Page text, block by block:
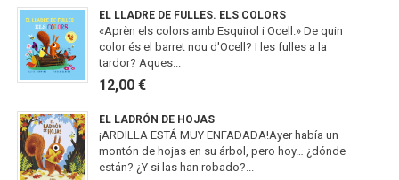
EL LLADRE DE FULLES. ELS COLORS
«Aprèn els colors amb Esquirol i Ocell.» De quin
color és el barret nou d'Ocell? I les fulles a la
tardor? Aques...
12,00 €
EL LADRÓN DE HOJAS
¡ARDILLA ESTÁ MUY ENFADADA!Ayer había un
montón de hojas en su árbol, pero hoy… ¿dónde
están? ¿Y si las han robado?...